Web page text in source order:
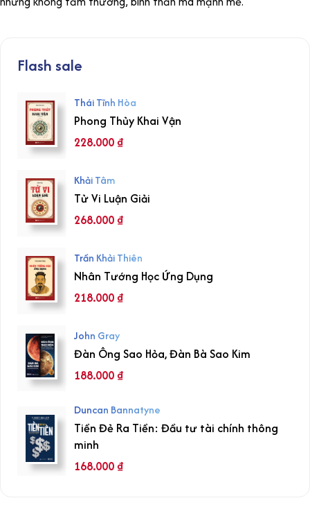
Flash sale
Thái Tĩnh Hòa
Phong Thủy Khai Vận
228.000₫
Khải Tâm
Tử Vi Luận Giải
268.000₫
Trần Khải Thiên
Nhân Tướng Học Ứng Dụng
218.000₫
John Gray
Đàn Ông Sao Hỏa, Đàn Bà Sao Kim
188.000₫
Duncan Bannatyne
Tiền Đẻ Ra Tiền: Đầu tư tài chính thông
minh
168.000₫